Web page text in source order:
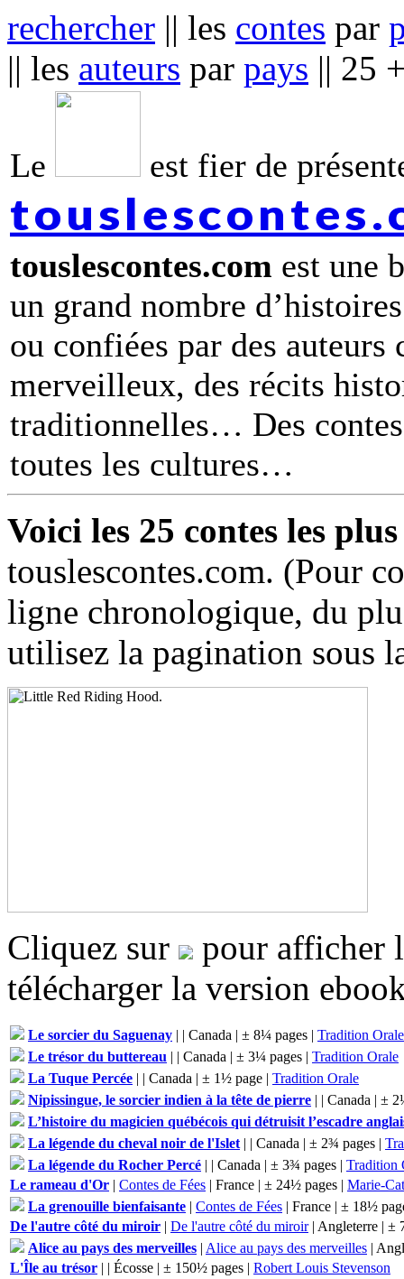
rechercher || les contes par
|| les auteurs par pays || 25
Le est fier de
touslescontes.com est une
un grand nombre
ou confiées par des
merveilleux, des récits
traditionnelles… Des
toutes les cultures
Voici les 25 contes les
touslescontes.com. (Pour
ligne chronologique, du
utilisez la pagination sous
Cliquez sur
pour afficher
télécharger la version
Le sorcier du Saguenay | | Canada | ± 8¼ pages | Tradition Orale
Le trésor du buttereau | | Canada | ± 3¼ pages | Tradition Orale
La Tuque Percée | | Canada | ± 1½ page | Tradition Orale
Nipissingue, le sorcier indien à la tête de pierre | | Canada | ±
L’histoire du magicien québécois qui détruisit l’escadre
La légende du cheval noir de l'Islet | | Canada | ± 2¾ pages |
La légende du Rocher Percé | | Canada | ± 3¾ pages | Tradition
Le rameau d'Or | Contes de Fées | France | ± 24½ pages | Marie-
La grenouille bienfaisante | Contes de Fées | France | ± 18½
De l'autre côté du miroir | De l'autre côté du miroir| Angleterre | ±
Alice au pays des merveilles | Alice au pays des merveilles |
L'Île au trésor | | Écosse | ± 150½ pages | Robert Louis Stevenson